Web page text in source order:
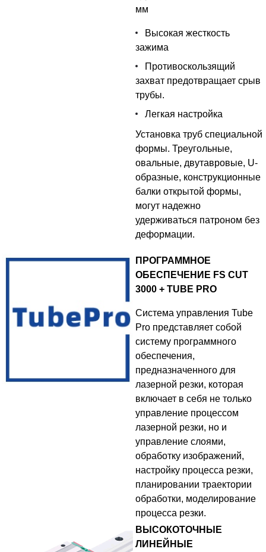
мм
Высокая жесткость
зажима
Противоскользящий
захват предотвращает срыв
трубы.
Легкая настройка
Установка труб специальной
формы. Треугольные,
овальные, двутавровые, U-
образные, конструкционные
балки открытой формы,
могут надежно
удерживаться патроном без
деформации.
ПРОГРАММНОЕ
ОБЕСПЕЧЕНИЕ FS CUT
3000 + TUBE PRO
Система управления Tube
Pro представляет собой
систему программного
обеспечения,
предназначенного для
лазерной резки, которая
включает в себя не только
управление процессом
лазерной резки, но и
управление слоями,
обработку изображений,
настройку процесса резки,
планировании траектории
обработки, моделирование
процесса резки.
ВЫСОКОТОЧНЫЕ
ЛИНЕЙНЫЕ